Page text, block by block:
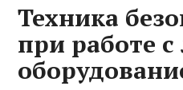
Техника
при работе